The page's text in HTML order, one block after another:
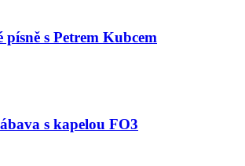
písně s Petrem Kubcem
s kapelou FO3